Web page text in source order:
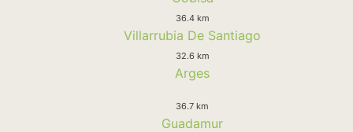
36.4 km
Villarrubia De Santiago
32.6 km
Arges
36.7 km
Guadamur